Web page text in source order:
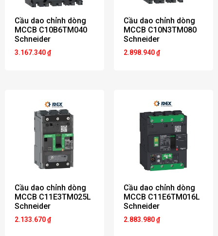
Cầu dao chỉnh dòng
MCCB C10B6TM040
Schneider
3.167.340₫
Cầu dao chỉnh dòng
MCCB C10N3TM080
Schneider
2.898.940₫
Cầu dao chỉnh dòng
MCCB C11E3TM025L
Schneider
2.133.670₫
Cầu dao chỉnh dòng
MCCB C11E6TM016L
Schneider
2.883.980₫